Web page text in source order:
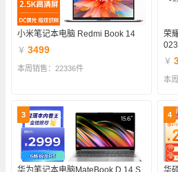
小米笔记本电脑 Redmi Book 14
￥ 3499
本周销售：22336件
荣
023
￥
本
3
华为笔记本电脑MateBook D 14 S
4
华